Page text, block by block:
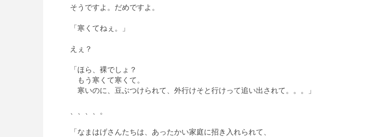
そうですよ。だめですよ。
「寒くてねぇ。」
えぇ？
「ほら、裸でしょ？
もう寒くて寒くて。
寒いのに、豆ぶつけられて、外行けそと行けって追い出されて。。。」
、、、、。
「なまはげさんたちは、あったかい家庭に招き入れられて、